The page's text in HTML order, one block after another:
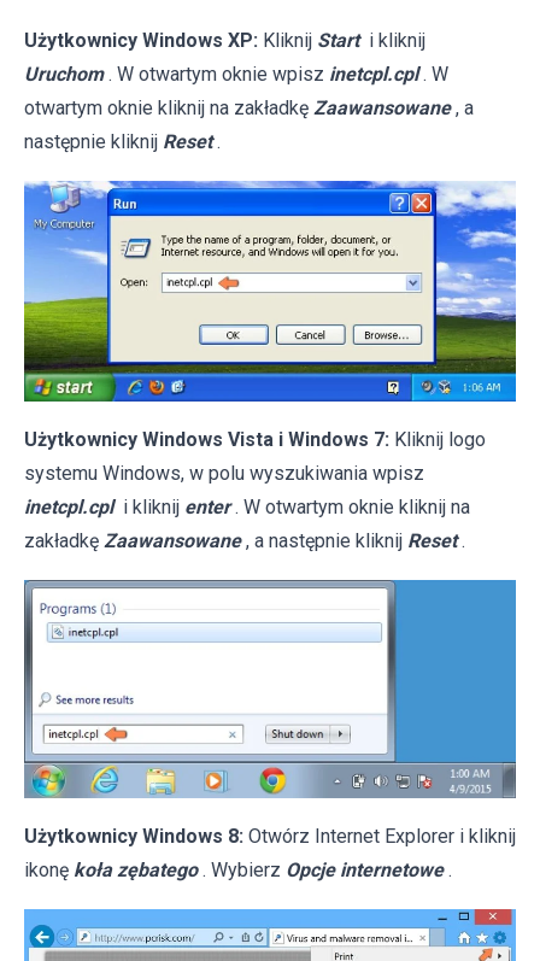
Użytkownicy Windows XP: Kliknij Start i kliknij
Uruchom . W otwartym oknie wpisz inetcpl.cpl . W
otwartym oknie kliknij na zakładkę Zaawansowane , a
następnie kliknij Reset .
Użytkownicy Windows Vista i Windows 7: Kliknij logo
systemu Windows, w polu wyszukiwania wpisz
inetcpl.cpl i kliknij enter . W otwartym oknie kliknij na
zakładkę Zaawansowane , a następnie kliknij Reset .
Użytkownicy Windows 8: Otwórz Internet Explorer i kliknij
ikonę koła zębatego . Wybierz Opcje internetowe .